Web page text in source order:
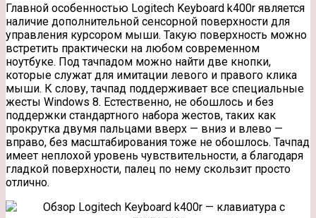
Главной особенностью Logitech Keyboard k400r является
наличие дополнительной сенсорной поверхности для
управления курсором мыши. Такую поверхность можно
встретить практически на любом современном
ноутбуке. Под тачпадом можно найти две кнопки,
которые служат для имитации левого и правого клика
мыши. К слову, тачпад поддерживает все специальные
жесты Windows 8. Естественно, не обошлось и без
поддержки стандартного набора жестов, таких как
прокрутка двумя пальцами вверх — вниз и влево —
вправо, без масштабирования тоже не обошлось. Тачпад
имеет неплохой уровень чувствительности, а благодаря
гладкой поверхности, палец по нему скользит просто
отлично.